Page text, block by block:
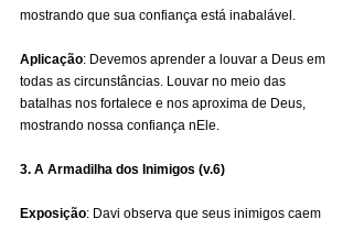
mostrando que sua confiança está inabalável.
Aplicação: Devemos aprender a louvar a Deus em
todas as circunstâncias. Louvar no meio das
batalhas nos fortalece e nos aproxima de Deus,
mostrando nossa confiança nEle.
3. A Armadilha dos Inimigos (v.6)
Exposição: Davi observa que seus inimigos caem